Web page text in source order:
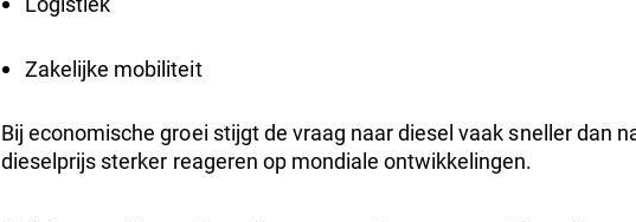
Zakelijke mobiliteit
Bij economische groei stijgt de vraag naar diesel vaak sneller dan
dieselprijs sterker reageren op mondiale ontwikkelingen.